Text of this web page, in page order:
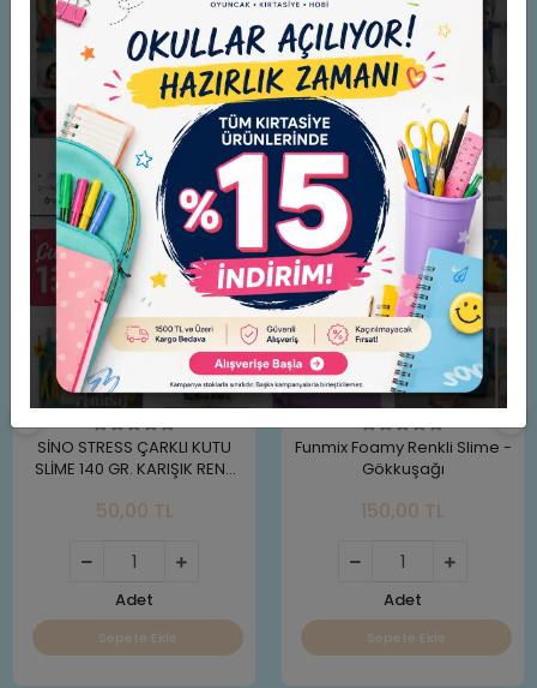
Not: Stoklarımızda bulunan renk gönderilecektir.
Benzer Ürünler
SİNO STRESS ÇARKLI KUTU
SLİME 140 GR. KARIŞIK RENK
50,00 TL
Adet
Sepete Ekle
Funmix Foamy Renkli Slime -
Gökkuşağı
150,00 TL
Adet
Sepete Ekle